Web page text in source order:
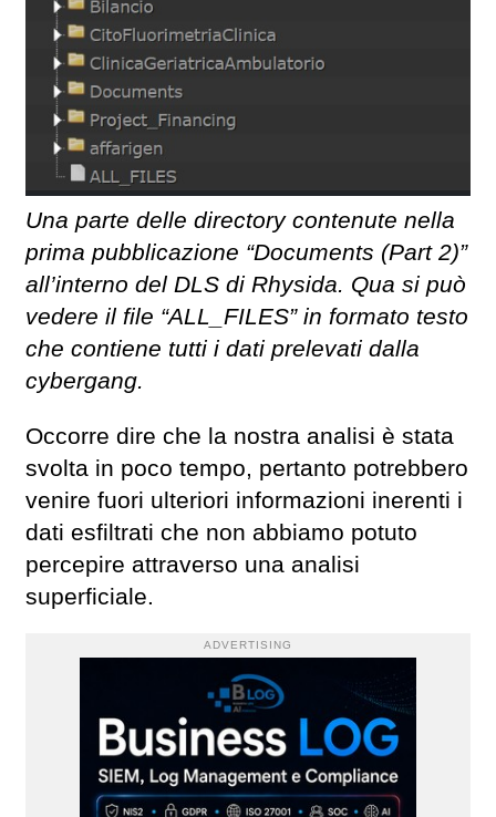
Una parte delle directory contenute nella
prima pubblicazione “Documents (Part 2)”
all’interno del DLS di Rhysida. Qua si può
vedere il file “ALL_FILES” in formato testo
che contiene tutti i dati prelevati dalla
cybergang.
Occorre dire che la nostra analisi è stata
svolta in poco tempo, pertanto potrebbero
venire fuori ulteriori informazioni inerenti i
dati esfiltrati che non abbiamo potuto
percepire attraverso una analisi
superficiale.
ADVERTISING